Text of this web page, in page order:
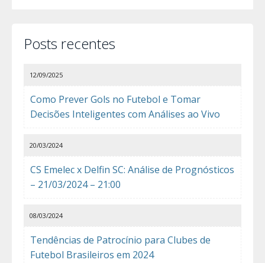
Posts recentes
Como Prever Gols no Futebol e Tomar
Decisões Inteligentes com Análises ao Vivo
12/09/2025
CS Emelec x Delfin SC: Análise de Prognósticos
– 21/03/2024 – 21:00
20/03/2024
Tendências de Patrocínio para Clubes de
Futebol Brasileiros em 2024
08/03/2024